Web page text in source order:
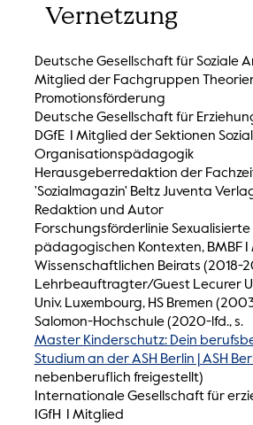
Vernetzung
Deutsche Gesellschaft für Soziale
Mitglied der Fachgruppen
Promotionsförderung
Deutsche Gesellschaft für
DGfE I Mitglied der Sektionen
Organisationspädagogik
Herausgeberredaktion der
'Sozialmagazin' Beltz Juventa
Redaktion und Autor
Forschungsförderlinie Sexualisierte
pädagogischen Kontexten, BMBF
Wissenschaftlichen Beirats (2018-
Lehrbeauftragter/Guest Lecurer
Univ. Luxembourg, HS Bremen
Salomon-Hochschule (2020-lfd., s.
Master Kinderschutz: Dein
Studium an der ASH Berlin | ASH
nebenberuflich freigestellt)
Internationale Gesellschaft für
IGfH I Mitglied